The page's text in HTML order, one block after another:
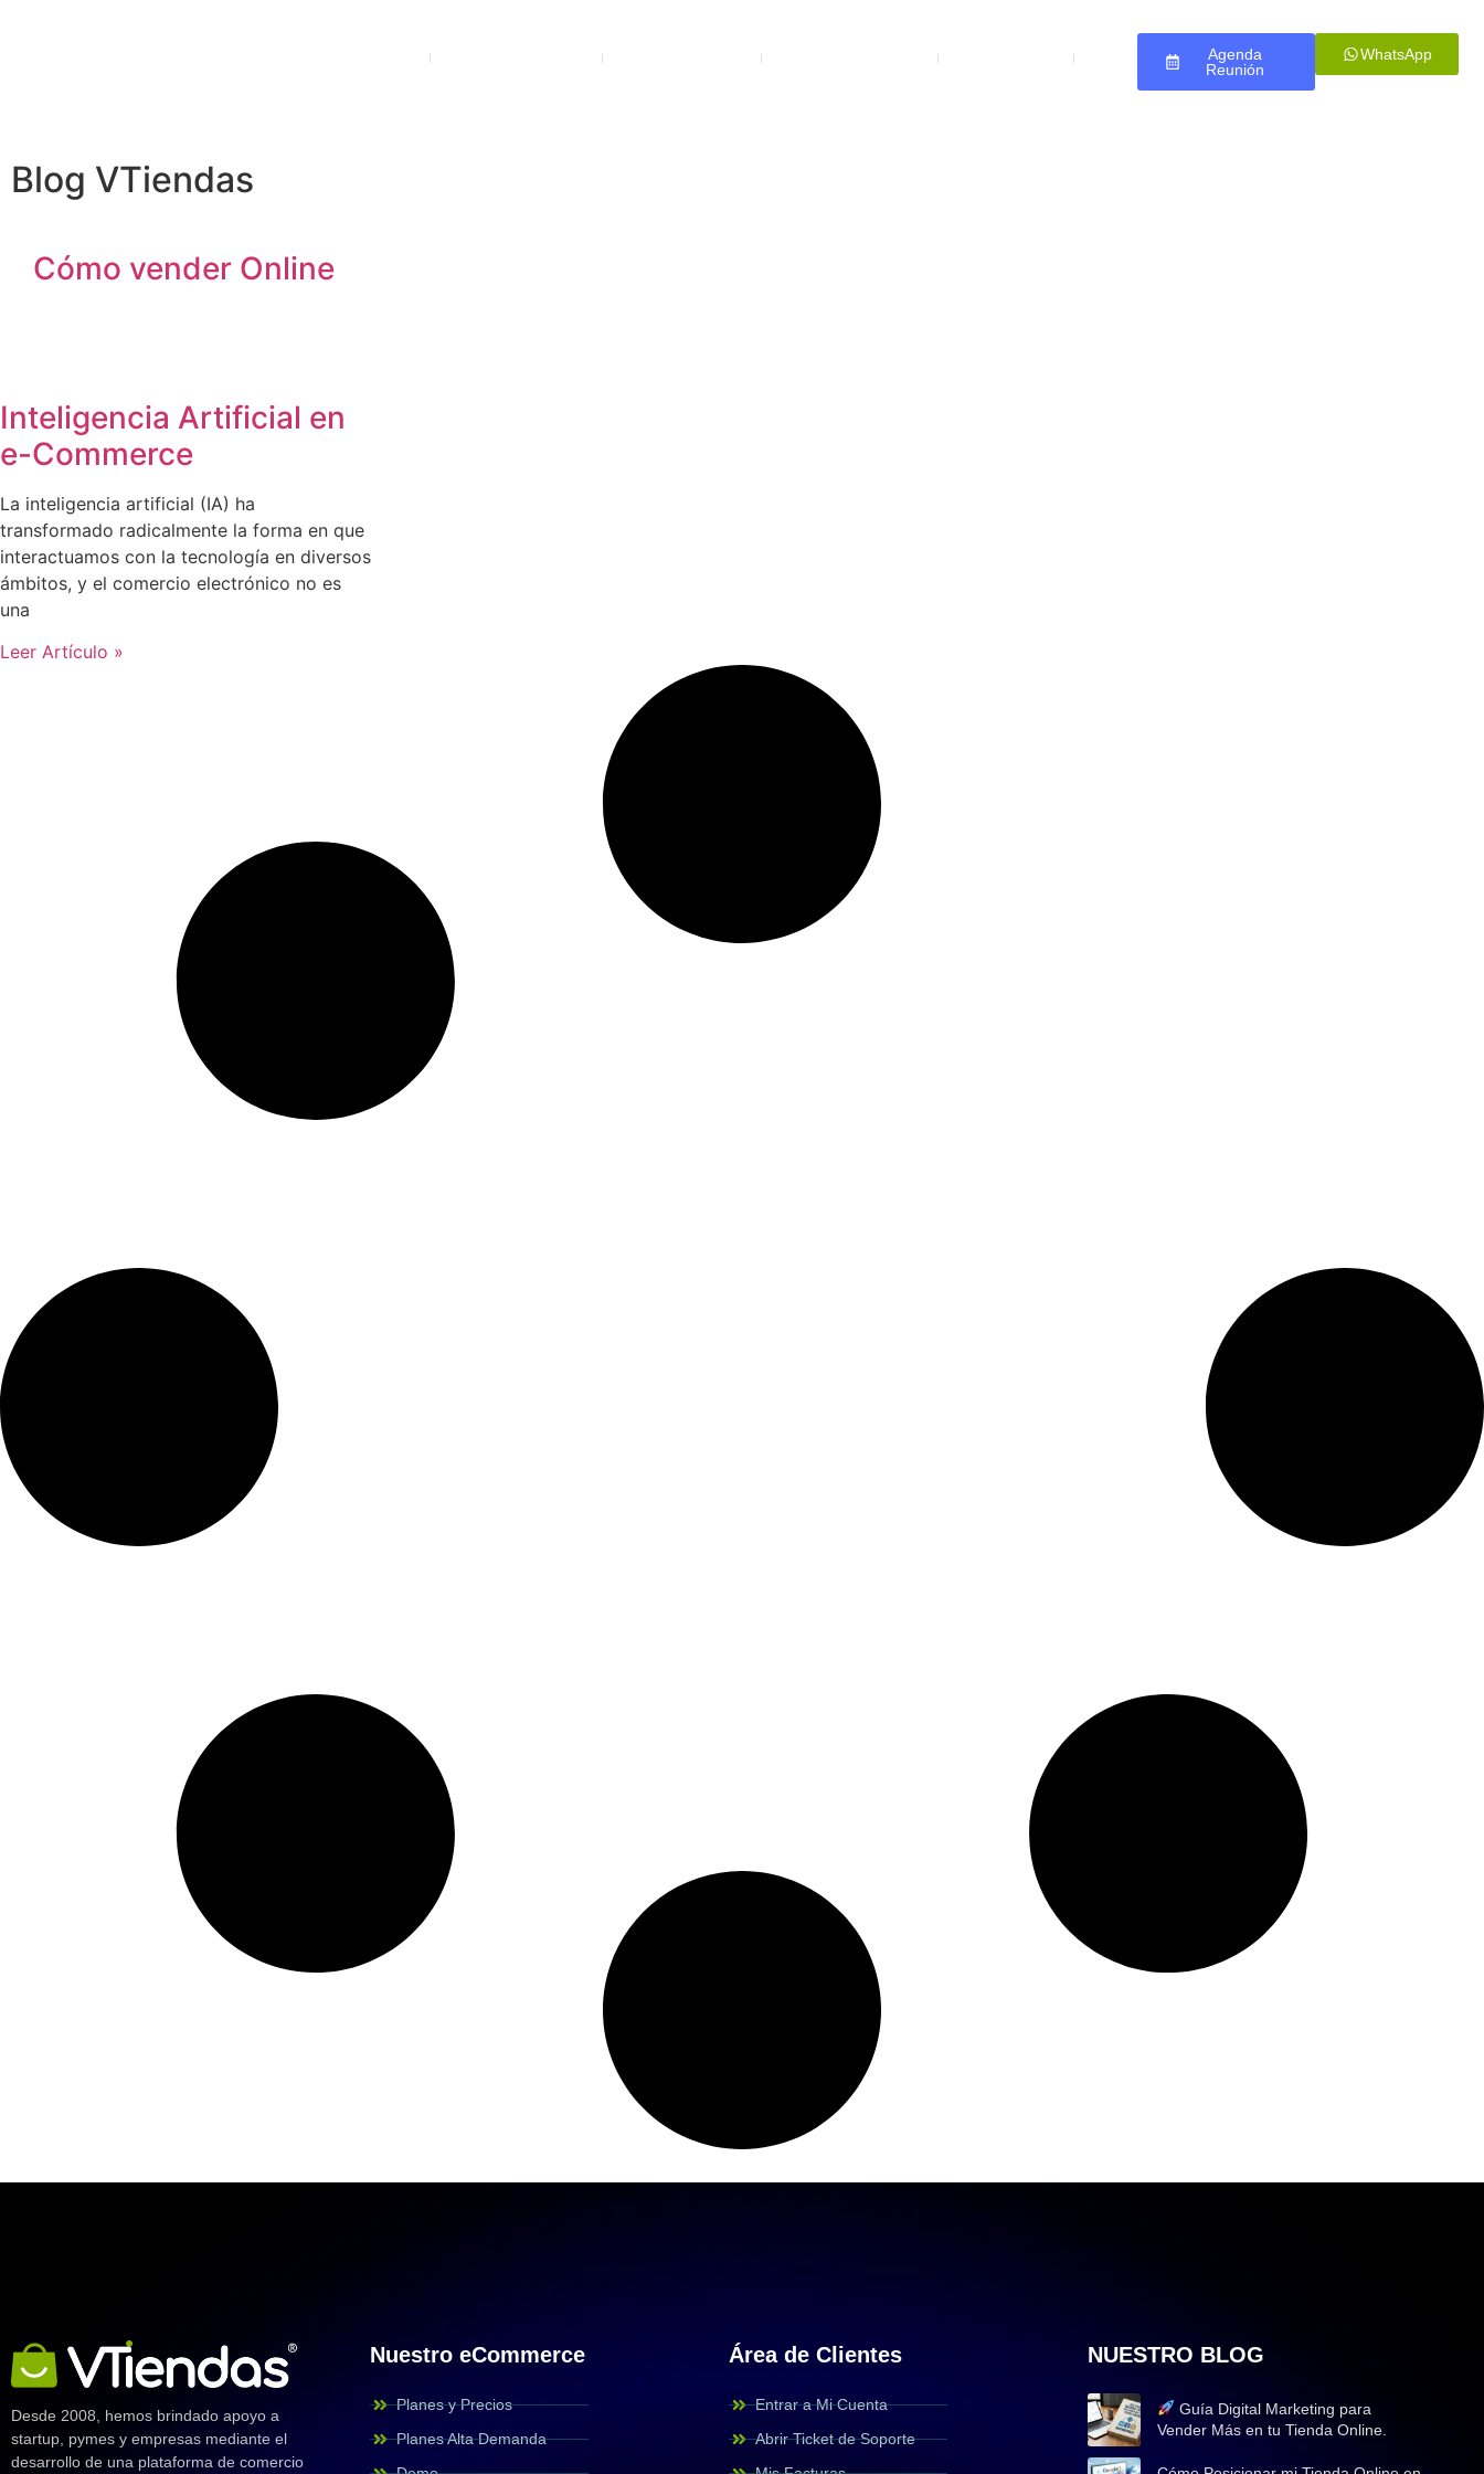
Agenda
Reunión
WhatsApp
Blog VTiendas
Cómo vender Online
Inteligencia Artificial en
e-Commerce
La inteligencia artificial (IA) ha
transformado radicalmente la forma en que
interactuamos con la tecnología en diversos
ámbitos, y el comercio electrónico no es
una
Leer Artículo »
Desde 2008, hemos brindado apoyo a
startup, pymes y empresas mediante el
desarrollo de una plataforma de comercio
Nuestro eCommerce
Planes y Precios
Planes Alta Demanda
Área de Clientes
Entrar a Mi Cuenta
Abrir Ticket de Soporte
NUESTRO BLOG
Guía Digital Marketing para
Vender Más en tu Tienda Online.